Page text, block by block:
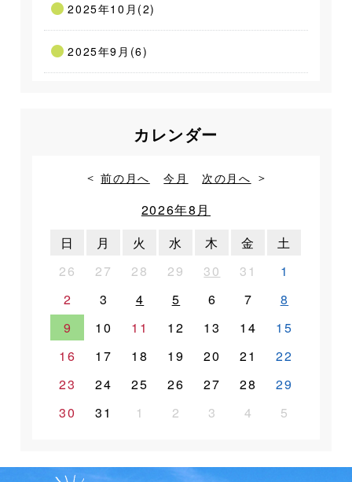
2025年10月(2)
2025年9月(6)
カレンダー
前の月へ 今月 次の月へ
2026年8月
日
月 火 水 木 金
土
26
27 28 29 30 31
1
2
3 4 5 6 7
8
9
10 11 12 13 14
15
16
17 18 19 20 21
22
23
24 25 26 27 28
29
30
31 1 2 3 4 5